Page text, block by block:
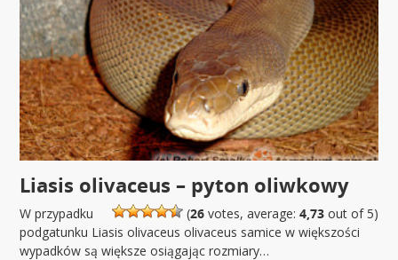
Liasis olivaceus – pyton oliwkowy
(26votes, average: 4,73out of 5)
W przypadku
podgatunku Liasis olivaceus olivaceus samice w większości
wypadków są większe osiągając rozmiary…